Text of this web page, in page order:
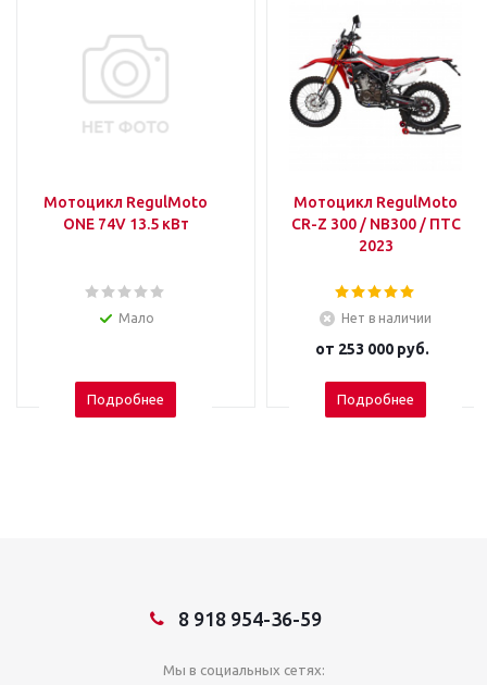
Мотоцикл RegulMoto
ONE 74V 13.5 кВт
Мало
Подробнее
Мотоцикл RegulMoto
CR-Z 300 / NB300 / ПТС
2023
Нет в наличии
от 253 000 руб.
Подробнее
8 918 954-36-59
Мы в социальных сетях: